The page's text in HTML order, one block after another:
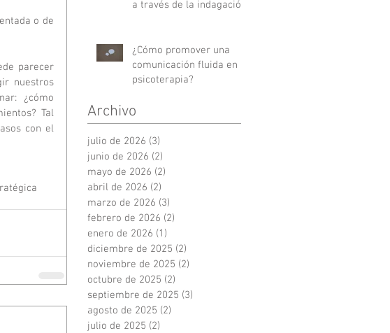
o de
parecer
nuestros
¿cómo
Tal
con el
a través de la indagación
¿Cómo promover una
comunicación fluida en
psicoterapia?
Archivo
julio de 2026 (3)
junio de 2026 (2)
mayo de 2026 (2)
abril de 2026 (2)
marzo de 2026 (3)
febrero de 2026 (2)
enero de 2026 (1)
diciembre de 2025 (2)
noviembre de 2025 (2)
octubre de 2025 (2)
septiembre de 2025 (3)
agosto de 2025 (2)
julio de 2025 (2)